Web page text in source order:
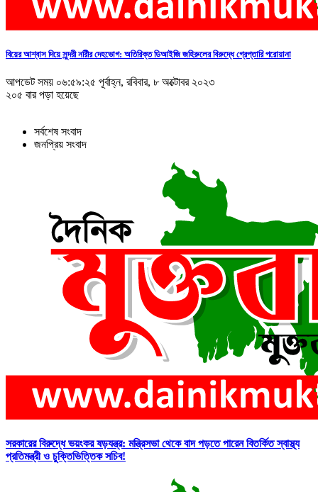
বিয়ের আশ্বাস দিয়ে সুন্দরী নরিীর দেহভোগ: অতিরিক্ত ডিআইজি জহিরুলের বিরুদ্ধে গ্রেপ্তারি পরোয়ানা
আপডেট সময় ০৬:৫৯:২৫ পূর্বাহ্ন, রবিবার, ৮ অক্টোবর ২০২৩
২০৫ বার পড়া হয়েছে
সর্বশেষ সংবাদ
জনপ্রিয় সংবাদ
সরকারের বিরুদ্ধে ভয়ংকর ষড়যন্ত্র: মন্ত্রিসভা থেকে বাদ পড়তে পারেন বিতর্কিত স্বাস্থ্য
প্রতিমন্ত্রী ও চুক্তিভিত্তিক সচিব!